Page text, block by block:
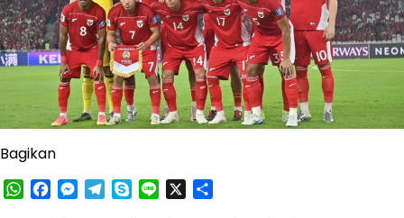
Bagikan
WhatsApp
Facebook
Messenger
Telegram
SkypeLine